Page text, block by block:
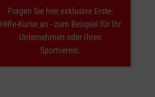
Fragen Sie hier exklusive Erste-
Hilfe-Kurse an - zum Beispiel für Ihr
Unternehmen oder Ihren
Sportverein.